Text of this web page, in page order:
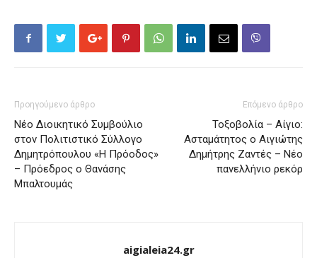
Προηγούμενο άρθρο
Νέο Διοικητικό Συμβούλιο
στον Πολιτιστικό Σύλλογο
Δημητρόπουλου «Η Πρόοδος»
– Πρόεδρος ο Θανάσης
Μπαλτουμάς
Επόμενο άρθρο
Τοξοβολία – Αίγιο:
Ασταμάτητος ο Αιγιώτης
Δημήτρης Ζαντές – Νέο
πανελλήνιο ρεκόρ
aigialeia24.gr